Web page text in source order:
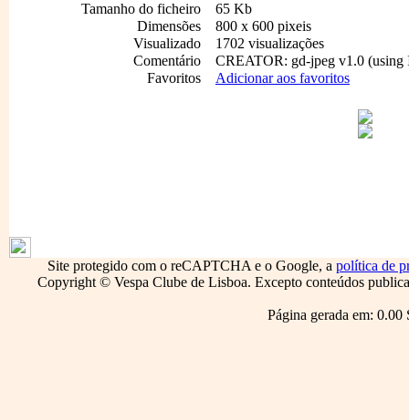
Tamanho do ficheiro
65 Kb
Dimensões
800 x 600 pixeis
Visualizado
1702 visualizações
Comentário
CREATOR: gd-jpeg v1.0
Favoritos
Adicionar aos favoritos
Site protegido com o reCAPTCHA e o Google, a política de
Copyright © Vespa Clube de Lisboa. Excepto conteúdos
Página gerada em: 0.00